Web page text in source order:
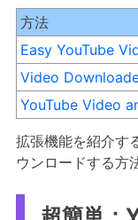
方法
Easy YouTube
Video
YouTube Video
拡張機能を紹介す
ウンロードする方